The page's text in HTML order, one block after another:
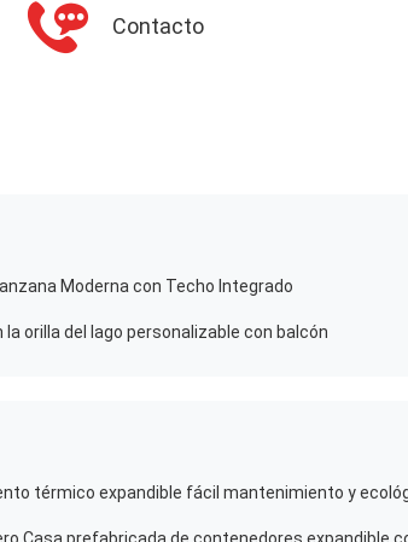
Contacto
Moderna con Techo Integrado
la orilla del lago personalizable con balcón